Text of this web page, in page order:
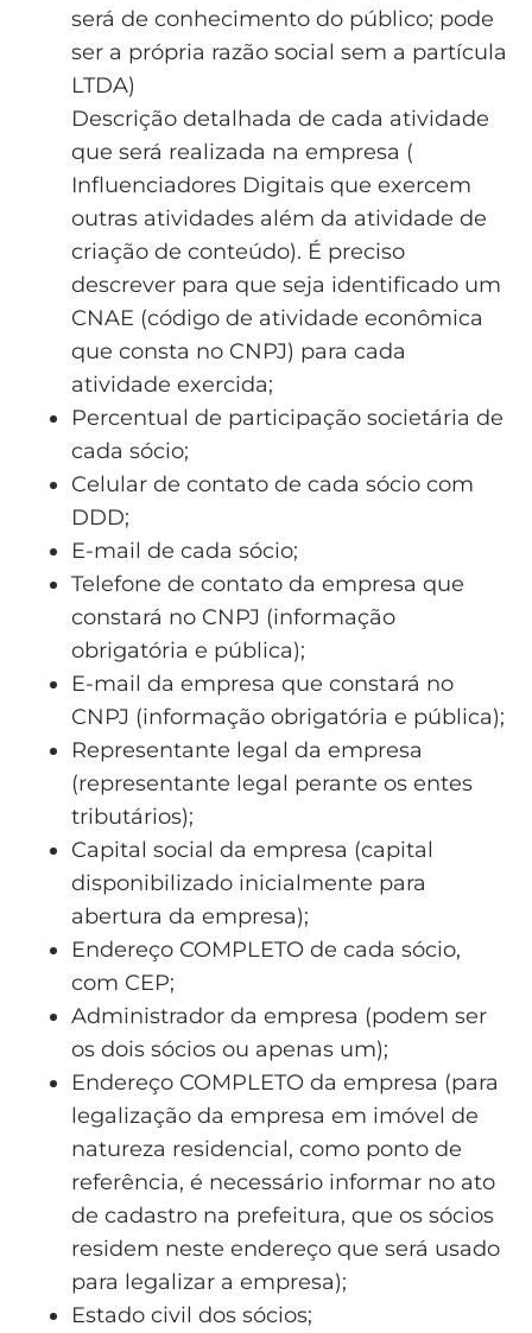
será de conhecimento do público; pode
ser a própria razão social sem a partícula
LTDA)
Descrição detalhada de cada atividade
que será realizada na empresa (
Influenciadores Digitais que exercem
outras atividades além da atividade de
criação de conteúdo). É preciso
descrever para que seja identificado um
CNAE (código de atividade econômica
que consta no CNPJ) para cada
atividade exercida;
Percentual de participação societária de
cada sócio;
Celular de contato de cada sócio com
DDD;
E-mail de cada sócio;
Telefone de contato da empresa que
constará no CNPJ (informação
obrigatória e pública);
E-mail da empresa que constará no
CNPJ (informação obrigatória e pública);
Representante legal da empresa
(representante legal perante os entes
tributários);
Capital social da empresa (capital
disponibilizado inicialmente para
abertura da empresa);
Endereço COMPLETO de cada sócio,
com CEP;
Administrador da empresa (podem ser
os dois sócios ou apenas um);
Endereço COMPLETO da empresa (para
legalização da empresa em imóvel de
natureza residencial, como ponto de
referência, é necessário informar no ato
de cadastro na prefeitura, que os sócios
residem neste endereço que será usado
para legalizar a empresa);
Estado civil dos sócios;